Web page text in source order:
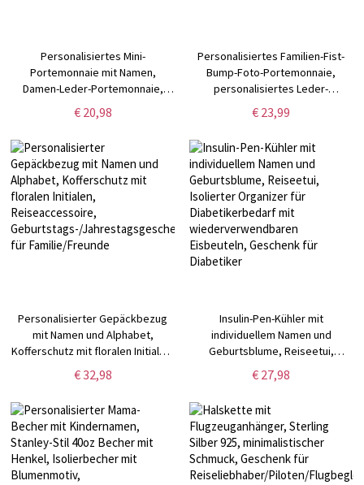
Personalisiertes Mini-
Portemonnaie mit Namen,
Damen-Leder-Portemonnaie,
Reisekartenhalter, Brautparty-
Geschenk,
Geburtstags-/Muttertagsgeschenk
für Sie/Mama/Frauen
€ 20,98
Personalisiertes Familien-Fist-
Bump-Foto-Portemonnaie,
personalisiertes Leder-
Portemonnaie mit mehreren
Namen, Reiseaccessoire,
Vatertags-/Geburtstagsgeschenk
für Papa/Opa/Ihn
€ 23,99
Personalisierter Gepäckbezug
mit Namen und Alphabet,
Kofferschutz mit floralen Initialen,
Reiseaccessoire,
Geburtstags-/Jahrestagsgeschenk
€ 32,98
Insulin-Pen-Kühler mit
individuellem Namen und
Geburtsblume, Reiseetui,
Isolierter Organizer für
Diabetikerbedarf mit
wiederverwendbaren Eisbeuteln,
Geschenk für Diabetiker
€ 27,98